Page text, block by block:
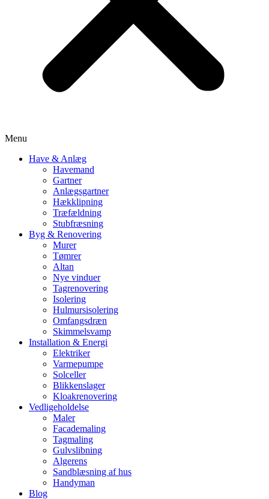
Menu
Have & Anlæg
Havemand
Gartner
Anlægsgartner
Hækklipning
Træfældning
Stubfræsning
Byg & Renovering
Murer
Tømrer
Altan
Nye vinduer
Tagrenovering
Isolering
Hulmursisolering
Omfangsdræn
Skimmelsvamp
Installation & Energi
Elektriker
Varmepumpe
Solceller
Blikkenslager
Kloakrenovering
Vedligeholdelse
Maler
Facademaling
Tagmaling
Gulvslibning
Algerens
Sandblæsning af hus
Handyman
Blog